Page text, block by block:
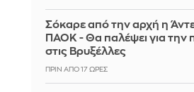
Σόκαρε από την αρχή η
ΠΑΟΚ - Θα παλέψει για την
στις Βρυξέλλες
ΠΡΙΝ ΑΠΌ 17 ΏΡΕΣ